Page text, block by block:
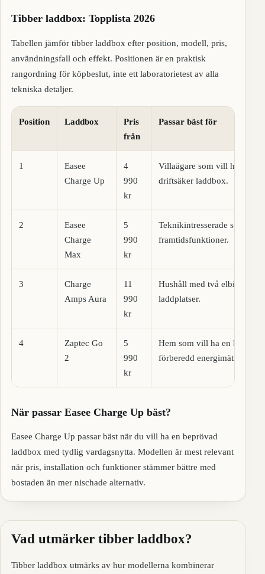
Tibber laddbox: Topplista 2026
Tabellen jämför tibber laddbox efter position, modell, pris,
användningsfall och effekt. Positionen är en praktisk
rangordning för köpbeslut, inte ett laboratorietest av alla
tekniska detaljer.
Position Laddbox
Pris
från
Passar bäst för
1
Easee
Charge Up
4
990
kr
Villaägare som vill ha en
driftsäker laddbox.
2
Easee
Charge
Max
5
990
kr
Teknikintresserade som vill
framtidsfunktioner.
3
Charge
Amps Aura
11
990
kr
Hushåll med två elbilar
laddplatser.
4
Zaptec Go
2
5
990
kr
Hem som vill ha en
förberedd energimätning.
När passar Easee Charge Up bäst?
Easee Charge Up passar bäst när du vill ha en beprövad
laddbox med tydlig vardagsnytta. Modellen är mest relevant
när pris, installation och funktioner stämmer bättre med
bostaden än mer nischade alternativ.
Vad utmärker tibber laddbox?
Tibber laddbox utmärks av hur modellerna kombinerar